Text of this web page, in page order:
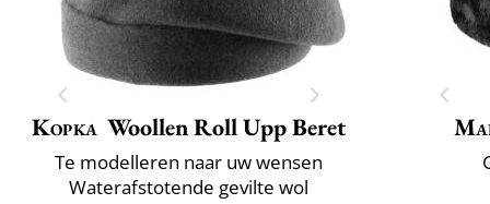
Kopka Woollen Roll Upp Beret
Te modelleren naar uw wensen
Waterafstotende gevilte wol